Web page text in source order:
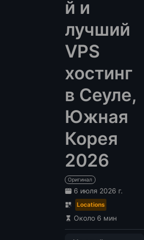
й и
лучший
VPS
хостинг
в Сеуле,
Южная
Корея
2026
Оригинал
6 июля 2026 г.
Locations
Около 6 мин